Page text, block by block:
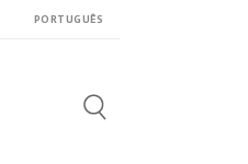
PORTUGUÊS
Search